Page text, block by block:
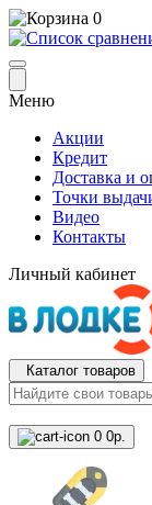
0
Меню
Акции
Кредит
Доставка и
Точки
Видео
Контакты
Личный кабинет
Каталог товаров
0 0р.